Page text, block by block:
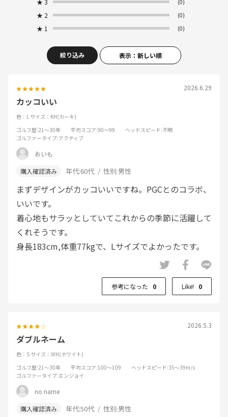
(0)
★ 2 (0)
★ 1 (0)
絞り込み 表示：新しい順
2026.6.29
カッコいい
色：L サイズ：KH(カーキ)
ゴルフ歴:21～30年 平均スコア:90～99 ヘッドスピード:不明
ゴルファータイプ:アクティブ
おいも
年代:60代 性別:男性
まずデザインがカッコいいですね。PGCとのコラボ、
いいです。
着心地もサラッとしていてこれからの季節に活躍して
くれそうです。
身長183cm,体重77kgで、Lサイズでよかったです。
参考になった 0 Like! 0
2026.5.3
ダブルネーム
色：S サイズ：WH(ホワイト)
ゴルフ歴:21～30年 平均スコア:100～109 ヘッドスピード:35～39m/s
ゴルファータイプ:エンジョイ
no name
年代:50代 性別:男性